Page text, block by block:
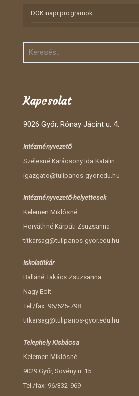
DÖK napi programok
Kapcsolat
9026 Győr, Rónay Jácint u. 4.
Intézményvezető
Szélesné Karácsony Ida Katalin
igazgato@tulipanos-gyor.edu.hu
Intézményvezető-helyettesek
Kelemen Miklósné
Horváthné Kárpáti Zsuzsanna
titkarsag@tulipanos-gyor.edu.hu
Iskolatitkár
Balláné Takács Zsuzsanna
Nagy Edit
Tel./fax: 96/525-798
titkarsag@tulipanos-gyor.edu.hu
Telephely Kisbácsa
Kelemen Miklósné
9029 Győr, Sövény u. 15.
Tel./fax: 96/332-969